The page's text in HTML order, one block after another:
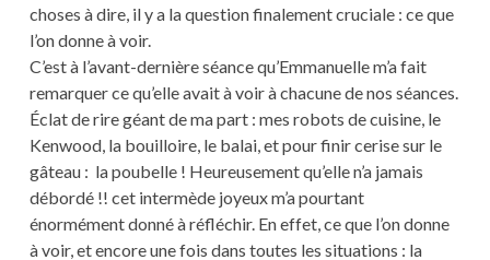
choses à dire, il y a la question finalement cruciale : ce que
l’on donne à voir.
C’est à l’avant-dernière séance qu’Emmanuelle m’a fait
remarquer ce qu’elle avait à voir à chacune de nos séances.
Éclat de rire géant de ma part : mes robots de cuisine, le
Kenwood, la bouilloire, le balai, et pour finir cerise sur le
gâteau : la poubelle ! Heureusement qu’elle n’a jamais
débordé !! cet intermède joyeux m’a pourtant
énormément donné à réfléchir. En effet, ce que l’on donne
à voir, et encore une fois dans toutes les situations : la